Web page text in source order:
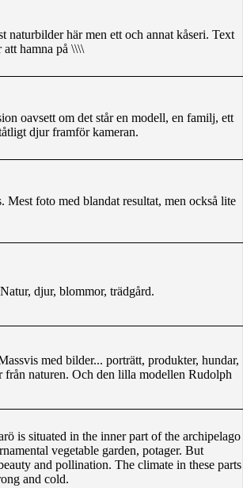
naturbilder här men ett och annat kåseri. Text
hamna på \\\\
oavsett om det står en modell, en familj, ett
djur framför kameran.
foto med blandat resultat, men också lite
djur, blommor, trädgård.
med bilder... porträtt, produkter, hundar,
naturen. Och den lilla modellen Rudolph
is situated in the inner part of the archipelago
vegetable garden, potager. But
and pollination. The climate in these parts
and cold.